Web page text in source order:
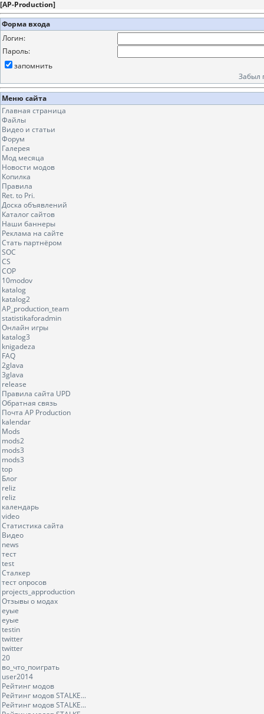
[AP-Production]
Форма входа
Логин:
Пароль:
запомнить
Забыл
Меню сайта
Главная страница
Файлы
Видео и статьи
Форум
Галерея
Мод месяца
Новости модов
Копилка
Правила
Ret. to Pri.
Доска объявлений
Каталог сайтов
Наши баннеры
Реклама на сайте
Стать партнёром
SOC
CS
COP
10modov
katalog
katalog2
AP_production_team
statistikaforadmin
Онлайн игры
katalog3
knigadeza
FAQ
2glava
3glava
release
Правила сайта UPD
Обратная связь
Почта AP Production
kalendar
Mods
mods2
mods3
mods3
top
Блог
reliz
reliz
календарь
video
Статистика сайта
Видео
news
тест
test
Сталкер
тест опросов
projects_approduction
Отзывы о модах
еуые
еуые
testin
twitter
twitter
20
во_что_поиграть
user2014
Рейтинг модов
Рейтинг модов STALKE...
Рейтинг модов STALKE...